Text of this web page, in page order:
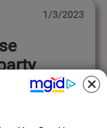
1/3/2023
vuelve a